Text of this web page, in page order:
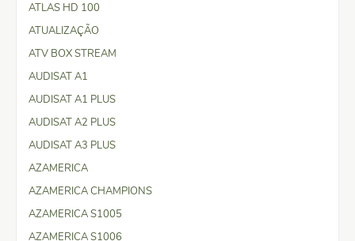
ATLAS HD 100
ATUALIZAÇÃO
ATV BOX STREAM
AUDISAT A1
AUDISAT A1 PLUS
AUDISAT A2 PLUS
AUDISAT A3 PLUS
AZAMERICA
AZAMERICA CHAMPIONS
AZAMERICA S1005
AZAMERICA S1006